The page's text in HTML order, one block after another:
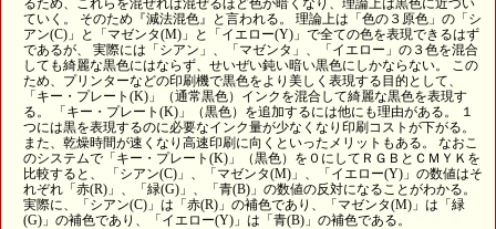
るため、これらを混ぜれば混ぜるほど色が暗くなり、理論上は黒色に近づい
ていく。 そのため『減法混色』と言われる。 理論上は「色の３原色」の「シ
アン(C)」と「マゼンタ(M)」と「イエロー(Y)」で全ての色を表現できるはず
であるが、 実際には「シアン」、「マゼンタ」、「イエロー」の３色を混合
しても綺麗な黒色にはならず、せいぜい鈍い暗い黒色にしかならない。 この
ため、プリンターなどの印刷機で黒色をより美しく表現する目的として、
「キー・プレート(K)」（通常黒色）インクを混合して綺麗な黒色を表現す
る。 「キー・プレート(K)」（黒色）を追加するには他にも理由がある。 １
つには黒を表現するのに必要なインク量が少なくなり印刷コストが下がる。
また、乾燥時間が速くなり高速印刷に向くといったメリットもある。 なおこ
のシステムで「キー・プレート(K)」（黒色）を０にしてＲＧＢとＣＭＹＫを
比較すると、 「シアン(C)」、「マゼンタ(M)」、「イエロー(Y)」の数値はそ
れぞれ「赤(R)」、「緑(G)」、「青(B)」の数値の反対になることがわかる。
実際に、「シアン(C)」は「赤(R)」の補色であり、「マゼンタ(M)」は「緑
(G)」の補色であり、「イエロー(Y)」は「青(B)」の補色である。